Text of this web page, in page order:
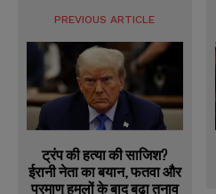
PREVIOUS ARTICLE
ट्रंप की हत्या की साजिश?
ईरानी नेता का बयान, फतवा और
परमाणु हमलों के बाद बढ़ा तनाव